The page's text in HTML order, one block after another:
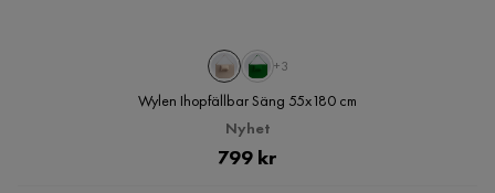
+3
Wylen Ihopfällbar Säng 55x180 cm
Nyhet
Pris
799 kr